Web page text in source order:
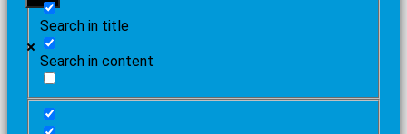
Search in title
Search in content